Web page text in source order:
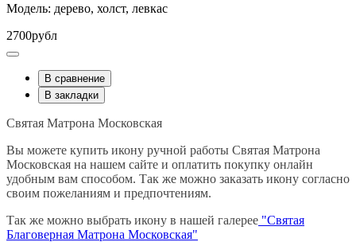
Модель: дерево, холст, левкас
2700рубл
В сравнение
В закладки
Святая Матрона Московская
Вы можете купить икону ручной работы Святая Матрона
Московская на нашем сайте и оплатить покупку онлайн
удобным вам способом. Так же можно заказать икону согласно
своим пожеланиям и предпочтениям.
Так же можно выбрать икону в нашей галерее "Святая
Благоверная Матрона Московская"